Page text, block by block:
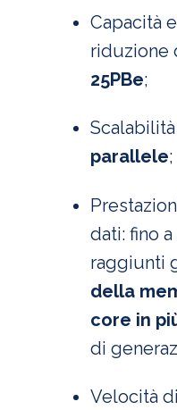
Capacità
riduzione
25PBe;
parallele;
dati: fino a
raggiunti
della
core in
di
Velocità